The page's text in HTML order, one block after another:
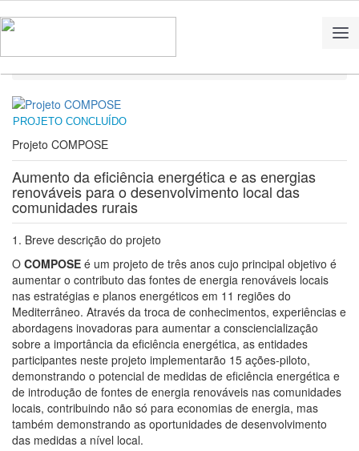
PROJETO CONCLUÍDO
Projeto COMPOSE
Aumento da eficiência energética e as energias
renováveis para o desenvolvimento local das
comunidades rurais
1. Breve descrição do projeto
O COMPOSE é um projeto de três anos cujo principal objetivo é
aumentar o contributo das fontes de energia renováveis locais
nas estratégias e planos energéticos em 11 regiões do
Mediterrâneo. Através da troca de conhecimentos, experiências e
abordagens inovadoras para aumentar a consciencialização
sobre a importância da eficiência energética, as entidades
participantes neste projeto implementarão 15 ações-piloto,
demonstrando o potencial de medidas de eficiência energética e
de introdução de fontes de energia renováveis nas comunidades
locais, contribuindo não só para economias de energia, mas
também demonstrando as oportunidades de desenvolvimento
das medidas a nível local.